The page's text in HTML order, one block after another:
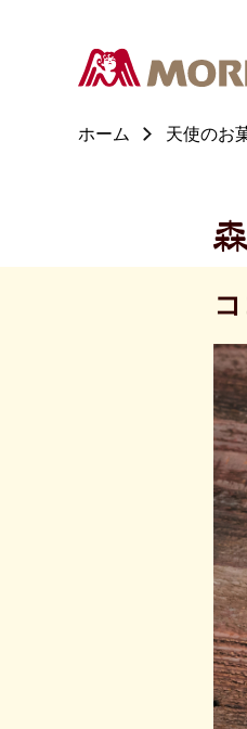
ホーム 天使のお